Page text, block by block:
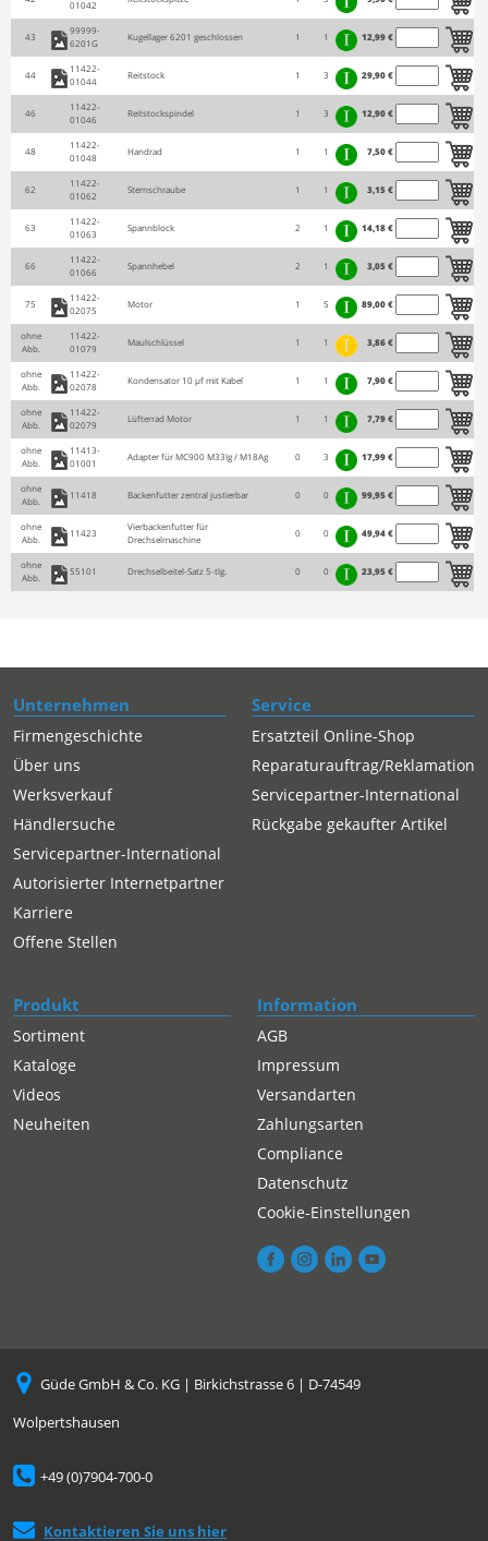
01042
43
99999-
6201G
Kugellager 6201 geschlossen 1 1 12,99 €
44
11422-
01044
Reitstock 1 3 29,90 €
46
11422-
01046
Reitstockspindel 1 3 12,90 €
48
11422-
01048
Handrad 1 1 7,50 €
62
11422-
01062
Sternschraube 1 1 3,15 €
63
11422-
01063
Spannblock 2 1 14,18 €
66
11422-
01066
Spannhebel 2 1 3,05 €
75
11422-
02075
Motor 1 5 89,00 €
ohne
Abb.
11422-
01079
Maulschlüssel 1 1 3,86 €
ohne
Abb.
11422-
02078
Kondensator 10 µf mit Kabel 1 1 7,90 €
ohne
Abb.
11422-
02079
Lüfterrad Motor 1 1 7,79 €
ohne
Abb.
11413-
01001
Adapter für MC900 M33Ig / M18Ag 0 3 17,99 €
ohne
Abb.
11418 Backenfutter zentral justierbar 0 0 99,95 €
ohne
Abb.
11423
Vierbackenfutter für
Drechselmaschine
0 0 49,94 €
ohne
Abb.
55101 Drechselbeitel-Satz 5-tlg. 0 0 23,95 €
Unternehmen
Firmengeschichte
Über uns
Werksverkauf
Händlersuche
Servicepartner-International
Autorisierter Internetpartner
Karriere
Offene Stellen
Service
Ersatzteil Online-Shop
Reparaturauftrag/Reklamation
Servicepartner-International
Rückgabe gekaufter Artikel
Produkt
Sortiment
Kataloge
Videos
Neuheiten
Information
AGB
Impressum
Versandarten
Zahlungsarten
Compliance
Datenschutz
Cookie-Einstellungen
Güde GmbH & Co. KG | Birkichstrasse 6 | D-74549
Wolpertshausen
+49 (0)7904-700-0
Kontaktieren Sie uns hier